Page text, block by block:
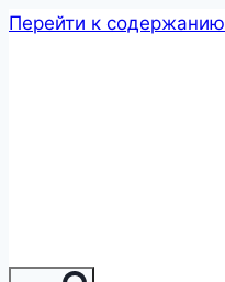
Перейти к содержанию